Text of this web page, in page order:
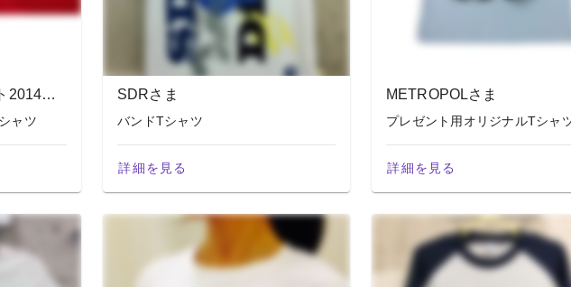
太平洋戦史トーナメント2014さま
ャツ
SDRさま
バンドTシャツ
詳細を見る
METROPOLさま
プレゼント用オリジナルTシャ
詳細を見る